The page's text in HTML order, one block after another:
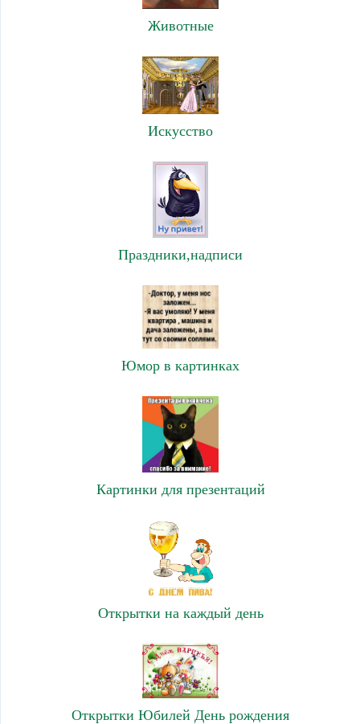
Животные
Искусство
Праздники,надписи
Юмор в картинках
Картинки для презентаций
Открытки на каждый день
Открытки Юбилей День рождения